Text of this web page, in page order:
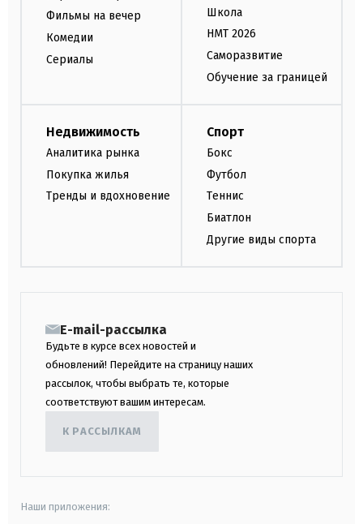
Фильмы на вечер
Комедии
Сериалы
Школа
НМТ 2026
Саморазвитие
Обучение за границей
Недвижимость
Аналитика рынка
Покупка жилья
Тренды и вдохновение
Спорт
Бокс
Футбол
Теннис
Биатлон
Другие виды спорта
E-mail-рассылка
Будьте в курсе всех новостей и
обновлений! Перейдите на страницу наших
рассылок, чтобы выбрать те, которые
соответствуют вашим интересам.
К РАССЫЛКАМ
Наши приложения: